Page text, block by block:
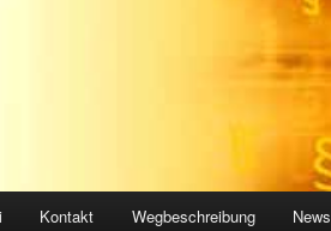
Kontakt Wegbeschreibung News